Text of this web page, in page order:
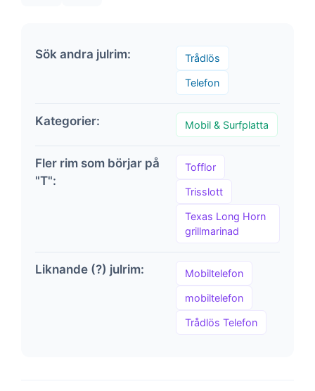
Sök andra julrim: Trådlös
Telefon
Kategorier: Mobil & Surfplatta
Fler rim som börjar på
"T":
Tofflor
Trisslott
Texas Long Horn
grillmarinad
Liknande (?) julrim: Mobiltelefon
mobiltelefon
Trådlös Telefon